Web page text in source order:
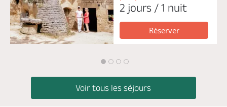
2 jours / 1 nuit
Réserver
Voir tous les séjours